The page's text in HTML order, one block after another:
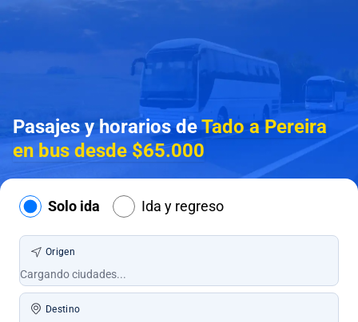
Pasajes y horarios deTado a Pereira
en bus desde $65.000
Solo ida Ida y regreso
Origen
Destino